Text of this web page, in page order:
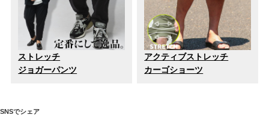
ストレッチ
ジョガーパンツ
アクティブストレッチ
カーゴショーツ
SNSでシェア